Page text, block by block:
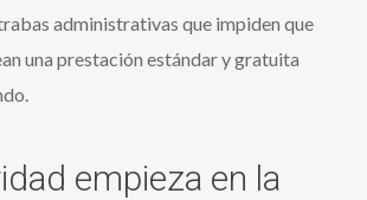
administrativas que impiden que
una prestación estándar y gratuita
empieza en la